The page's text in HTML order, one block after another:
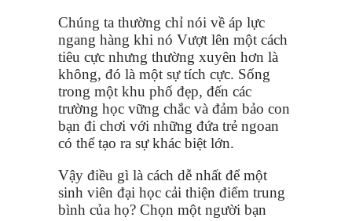
Chúng ta thường chỉ nói về áp lực
ngang hàng khi nó Vượt lên một cách
tiêu cực nhưng thường xuyên hơn là
không, đó là một sự tích cực. Sống
trong một khu phố đẹp, đến các
trường học vững chắc và đảm bảo con
bạn đi chơi với những đứa trẻ ngoan
có thể tạo ra sự khác biệt lớn.
Vậy điều gì là cách dễ nhất để một
sinh viên đại học cải thiện điểm trung
bình của họ? Chọn một người bạn